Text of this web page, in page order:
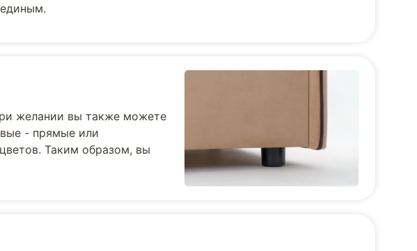
желании вы также можете
- прямые или
Таким образом, вы